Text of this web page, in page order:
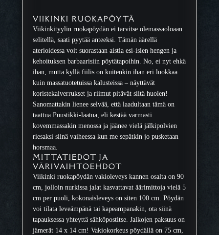
€
–
3
7
9
9
0
€
ö
y
m
ä
ä
r
ä
VIIKINKI RUOKAPÖYTÄ
Viikinkityylin ruokapöydän ei tarvitse olemassaoloaan
selitellä, saati pyytää anteeksi. Tämän äärellä
aterioidessa voit suorastaan aistia esi-isien hengen ja
kehoituksen barbaarisiin pöytätapoihin. No, ei nyt ehkä
ihan, mutta kyllä fiilis on kuitenkin ihan eri luokkaa
kuin massatuotetuissa kalusteissa – näyttävät
koristekaiverrukset ja riimut pitävät siitä huolen!
Sanomattakin lienee selvää, että laadultaan tämä on
taattua Puustikki-laatua, eli kestää varmasti
kovemmassakin menossa ja jäänee vielä jälkipolvien
riesaksi siinä vaiheessa kun me sepätkin jo pusketaan
horsmaa.
MITTATIEDOT JA
VÄRIVAIHTOEHDOT
Viikinki ruokapöydän vakioleveys kannen osalta on 90
cm, jolloin nurkissa jalat kasvattavat äärimittoja vielä 5
cm per puoli, kokonaisleveys on siten 100 cm. Pöydän
voi tilata leveämpänä tai kapeampanakin, ota siinä
tapauksessa yhteyttä sähköpostitse. Jalkojen paksuus on
jämerät 14 x 14 cm! Vakiokorkeus pöydällä on 75 cm,